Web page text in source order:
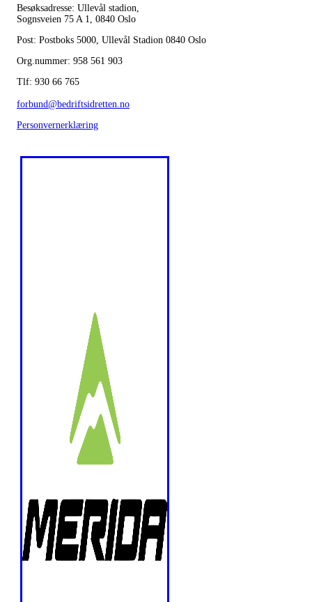
Besøksadresse: Ullevål stadion,
Sognsveien 75 A 1, 0840 Oslo
Post: Postboks 5000, Ullevål Stadion 0840 Oslo
Org.nummer: 958 561 903
Tlf: 930 66 765
forbund@bedriftsidretten.no
Personvernerklæring